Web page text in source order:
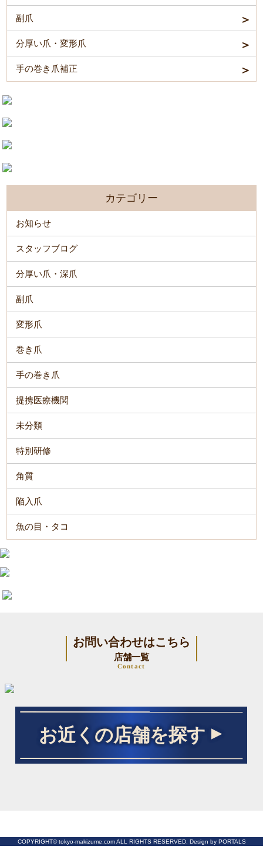
副爪
分厚い爪・変形爪
手の巻き爪補正
カテゴリー
お知らせ
スタッフブログ
分厚い爪・深爪
副爪
変形爪
巻き爪
手の巻き爪
提携医療機関
未分類
特別研修
角質
陥入爪
魚の目・タコ
お問い合わせはこちら
店舗一覧
Contact
お近くの店舗を探す
COPYRIGHT© tokyo-makizume.com ALL RIGHTS RESERVED. Design by PORTALS